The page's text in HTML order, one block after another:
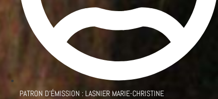
PATRON D'ÉMISSION : LASNIER MARIE-CHRISTINE